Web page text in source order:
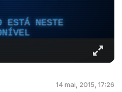
ESTÁ NESTE
14 mai, 2015, 17:26